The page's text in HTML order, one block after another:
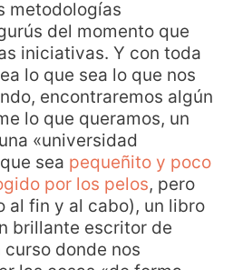
metodologías
del momento que
iniciativas. Y con toda
lo que sea lo que nos
encontraremos algún
lo que queramos, un
«universidad
sea pequeñito y poco
por los pelos, pero
al fin y al cabo), un libro
brillante escritor de
donde nos